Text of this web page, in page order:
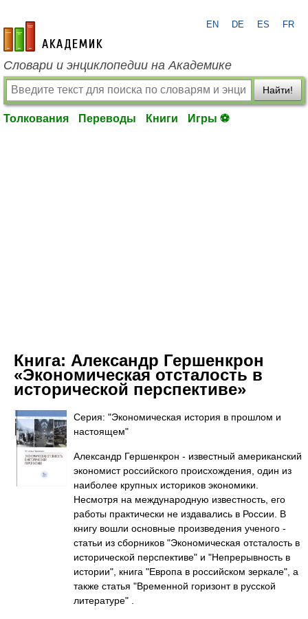
academic.ru
EN DE ES FR
Словари и энциклопедии на Академике
Найти!
Толкования Переводы Книги Игры ⚽
Книга: Александр Гершенкрон
«Экономическая отсталость в
исторической перспективе»
Серия: "Экономическая история в прошлом и
настоящем"
Александр Гершенкрон - известный американский
экономист российского происхождения, один из
наиболее крупных историков экономики.
Несмотря на международную известность, его
работы практически не издавались в России. В
книгу вошли основные произведения ученого -
статьи из сборников "Экономическая отсталость в
исторической перспективе" и "Непрерывность в
истории", книга "Европа в российском зеркале", а
также статья "Временной горизонт в русской
литературе" .